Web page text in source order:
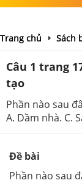
Trang chủ Sách
Câu 1 trang
tạo
Phần nào sau
A. Dầm nhà. C.
Đề bài
Phần nào sau